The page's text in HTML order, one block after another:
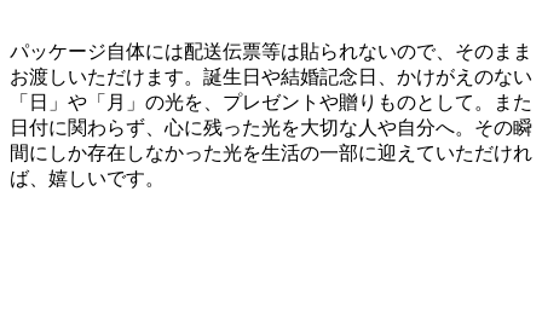
パッケージ自体には配送伝票等は貼られないので、そのまま
お渡しいただけます。誕生日や結婚記念日、かけがえのない
「日」や「月」の光を、プレゼントや贈りものとして。また
日付に関わらず、心に残った光を大切な人や自分へ。その瞬
間にしか存在しなかった光を生活の一部に迎えていただけれ
ば、嬉しいです。